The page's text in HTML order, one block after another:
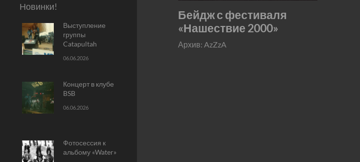
Новинки!
Выступление
группы
Catapultah
06.06.2026
Концерт в клубе
BSB
06.06.2026
Фотосессия к
альбому «Water»
Бейдж с фестиваля
«Нашествие 2000»
Архив: AzZzA